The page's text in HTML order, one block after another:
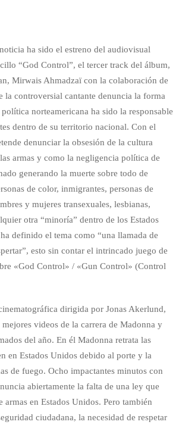
ha sido el estreno del audiovisual
“God Control”, el tercer track del álbum,
Mirwais Ahmadzaï con la colaboración de
la controversial cantante denuncia la forma
norteamericana ha sido la responsable
dentro de su territorio nacional. Con el
denunciar la obsesión de la cultura
armas y como la negligencia política de
generando la muerte sobre todo de
de color, inmigrantes, personas de
y mujeres transexuales, lesbianas,
otra “minoría” dentro de los Estados
definido el tema como “una llamada de
esto sin contar el intrincado juego de
«God Control» / «Gun Control» (Control
dirigida por Jonas Akerlund,
videos de la carrera de Madonna y
del año. En él Madonna retrata las
en Estados Unidos debido al porte y la
de fuego. Ocho impactantes minutos con
abiertamente la falta de una ley que
armas en Estados Unidos. Pero también
ciudadana, la necesidad de respetar